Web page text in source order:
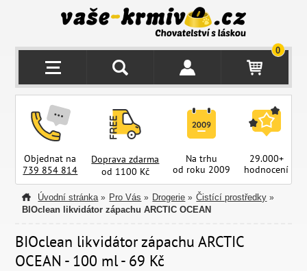
0
Objednat na
739 854 814
Doprava zdarma
od 1100 Kč
Na trhu
od roku 2009
29.000+
hodnocení
Úvodní stránka » Pro Vás » Drogerie » Čistící prostředky »
BIOclean likvidátor zápachu ARCTIC OCEAN
BIOclean likvidátor zápachu ARCTIC
OCEAN - 100 ml - 69 Kč